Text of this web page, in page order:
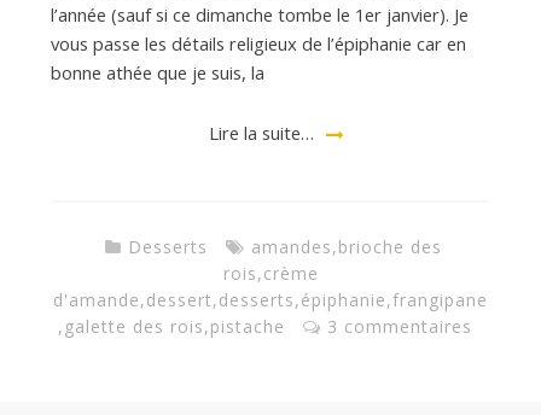
l’année (sauf si ce dimanche tombe le 1er janvier). Je
vous passe les détails religieux de l’épiphanie car en
bonne athée que je suis, la
Lire la suite…
Desserts amandes,brioche des
rois,crème
d'amande,dessert,desserts,épiphanie,frangipane
, galette des rois,pistache 3 commentaires